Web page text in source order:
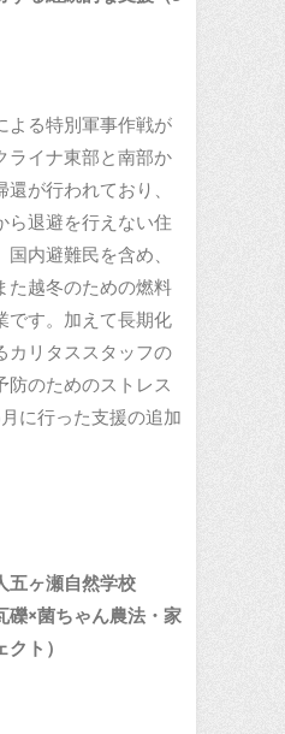
）
よる特別軍事作戦が
ライナ東部と南部か
が行われており、
ら退避を行えない住
内避難民を含め、
た越冬のための燃料
です。加えて長期化
カリタススタッフの
防のためのストレス
に行った支援の追加
五ヶ瀬自然学校
礫×菌ちゃん農法・家
ト）